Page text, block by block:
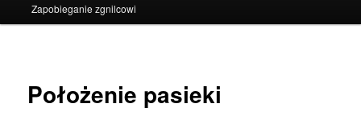
Zapobieganie zgnilcowi
Położenie pasieki